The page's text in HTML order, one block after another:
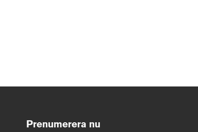
Prenumerera nu